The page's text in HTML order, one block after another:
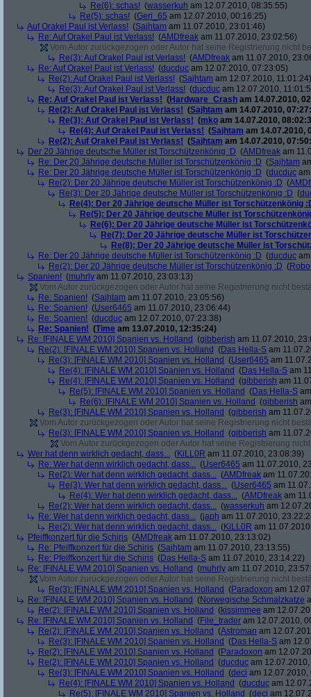
Re(6): schas! (wasserkuh am 12.07.2010, 08:35:55)
Re(5): schas! (Geri_65 am 12.07.2010, 00:16:25)
Auf Orakel Paul ist Verlass! (Sajhtam am 11.07.2010, 23:01:46)
Re: Auf Orakel Paul ist Verlass! (AMDfreak am 11.07.2010, 23:02:56)
Vom Autor zurückgezogen oder Autor hat seine Registrierung nicht
Re(3): Auf Orakel Paul ist Verlass! (AMDfreak am 11.07.2010,
Re: Auf Orakel Paul ist Verlass! (ducduc am 12.07.2010, 07:23:05)
Re(2): Auf Orakel Paul ist Verlass! (Sajhtam am 12.07.2010, 11:01:24)
Re(3): Auf Orakel Paul ist Verlass! (ducduc am 12.07.2010,
Re: Auf Orakel Paul ist Verlass! (Hardware_Crash am 14.07.2010,
Re(2): Auf Orakel Paul ist Verlass! (Sajhtam am 14.07.2010,
Re(3): Auf Orakel Paul ist Verlass! (mko am 14.07.2010,
Re(4): Auf Orakel Paul ist Verlass! (Sajhtam am 14.07.2010,
Re(2): Auf Orakel Paul ist Verlass! (Sajhtam am 14.07.2010,
Der 20 Jährige deutsche Müller ist Torschützenkönig :D (AMDfreak am
Re: Der 20 Jährige deutsche Müller ist Torschützenkönig :D (Sajhtam
Re: Der 20 Jährige deutsche Müller ist Torschützenkönig :D (ducduc
Re(2): Der 20 Jährige deutsche Müller ist Torschützenkönig :D (
Re(3): Der 20 Jährige deutsche Müller ist Torschützenkönig :D (
Re(4): Der 20 Jährige deutsche Müller ist Torschützenkönig
Re(5): Der 20 Jährige deutsche Müller ist
Re(6): Der 20 Jährige deutsche Müller ist
Re(7): Der 20 Jährige deutsche Müller ist
Re(8): Der 20 Jährige deutsche Müller ist
Re: Der 20 Jährige deutsche Müller ist Torschützenkönig :D (ducduc
Re(2): Der 20 Jährige deutsche Müller ist Torschützenkönig :D (
Spanien! (muhrly am 11.07.2010, 23:03:13)
Vom Autor zurückgezogen oder Autor hat seine Registrierung nicht
Re: Spanien! (Sajhtam am 11.07.2010, 23:05:56)
Re: Spanien! (User6465 am 11.07.2010, 23:06:44)
Re: Spanien! (ducduc am 12.07.2010, 07:23:38)
Re: Spanien! (Time am 13.07.2010, 12:35:24)
Re: [FINALE WM 2010] Spanien vs. Holland (gibberish am 11.07.2010,
Re(2): [FINALE WM 2010] Spanien vs. Holland (Das Hella-S am
Re(3): [FINALE WM 2010] Spanien vs. Holland (User6465 am
Re(4): [FINALE WM 2010] Spanien vs. Holland (Das Hella-S am
Re(4): [FINALE WM 2010] Spanien vs. Holland (gibberish am
Re(5): [FINALE WM 2010] Spanien vs. Holland (Das Hella-S
Re(6): [FINALE WM 2010] Spanien vs. Holland (gibberish
Re(3): [FINALE WM 2010] Spanien vs. Holland (gibberish am
Vom Autor zurückgezogen oder Autor hat seine Registrierung nicht
Re(3): [FINALE WM 2010] Spanien vs. Holland (gibberish am
Vom Autor zurückgezogen oder Autor hat seine Registrierung
Wer hat denn wirklich gedacht, dass... (KiLL0R am 11.07.2010, 23:08:39)
Re: Wer hat denn wirklich gedacht, dass... (User6465 am 11.07.2010,
Re(2): Wer hat denn wirklich gedacht, dass... (AMDfreak am
Re(3): Wer hat denn wirklich gedacht, dass... (User6465 am
Re(4): Wer hat denn wirklich gedacht, dass... (AMDfreak am
Re(2): Wer hat denn wirklich gedacht, dass... (wasserkuh am
Re: Wer hat denn wirklich gedacht, dass... (japh am 11.07.2010,
Re(2): Wer hat denn wirklich gedacht, dass... (KiLL0R am
Pfeiffkonzert für die Schiris (AMDfreak am 11.07.2010, 23:13:02)
Re: Pfeiffkonzert für die Schiris (Sajhtam am 11.07.2010, 23:13:55)
Re: Pfeiffkonzert für die Schiris (Das Hella-S am 11.07.2010, 23:14:22)
Re: [FINALE WM 2010] Spanien vs. Holland (muhrly am 11.07.2010,
Vom Autor zurückgezogen oder Autor hat seine Registrierung nicht
Re(3): [FINALE WM 2010] Spanien vs. Holland (Paradoxon am
Re: [FINALE WM 2010] Spanien vs. Holland (Norwegische Schmalzkatze
Re(2): [FINALE WM 2010] Spanien vs. Holland (kissimmee am
Re: [FINALE WM 2010] Spanien vs. Holland (File_trader am 12.07.2010,
Re(2): [FINALE WM 2010] Spanien vs. Holland (Astroman am
Re(3): [FINALE WM 2010] Spanien vs. Holland (Das Hella-S am
Re(2): [FINALE WM 2010] Spanien vs. Holland (Paradoxon am
Re(2): [FINALE WM 2010] Spanien vs. Holland (ducduc am
Re(3): [FINALE WM 2010] Spanien vs. Holland (deci am 12.07.2010,
Re(4): [FINALE WM 2010] Spanien vs. Holland (ducduc am
Re(5): [FINALE WM 2010] Spanien vs. Holland (deci am